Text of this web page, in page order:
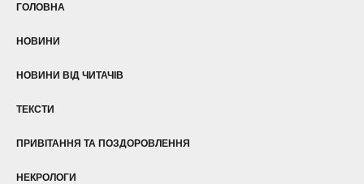
ГОЛОВНА
НОВИНИ
НОВИНИ ВІД ЧИТАЧІВ
ТЕКСТИ
ПРИВІТАННЯ ТА ПОЗДОРОВЛЕННЯ
НЕКРОЛОГИ